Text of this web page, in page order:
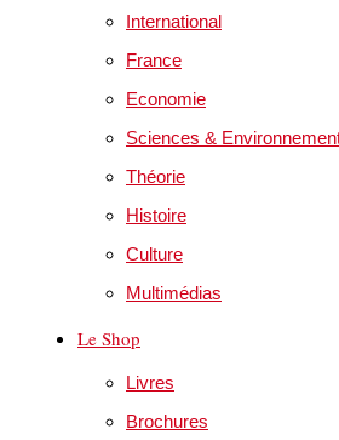
International
France
Economie
Sciences &
Théorie
Histoire
Culture
Multimédias
Le Shop
Livres
Brochures